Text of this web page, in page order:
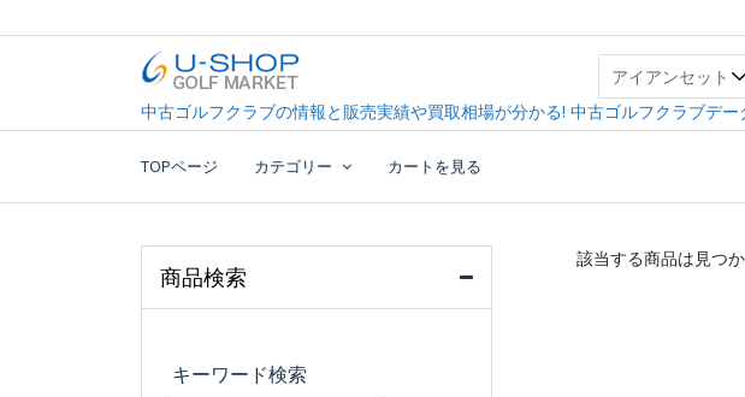
to
U-SHOP Golf Market dev
中古ゴルフクラブ最大級！U-SHOPゴルフマーケット
中古ゴルフクラブの情報と販売実績や買取相場が分かる! 中古ゴルフクラブデー
TOPページ カテゴリー カートを見る
該当する商品は見つ
商品検索
キーワード検索